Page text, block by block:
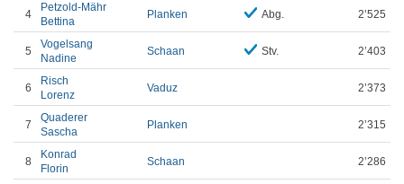
4
Petzold-Mähr
Bettina
Planken Abg. 2’525
5
Vogelsang
Nadine
Schaan Stv. 2’403
6
Risch
Lorenz
Vaduz 2’373
7
Quaderer
Sascha
Planken 2’315
8
Konrad
Florin
Schaan 2’286